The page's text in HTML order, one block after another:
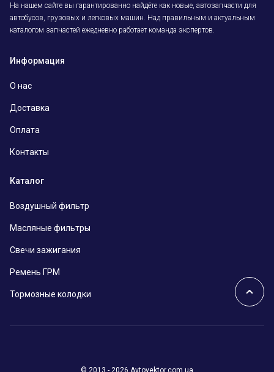
На нашем сайте вы гарантированно найдёте как новые, автозапчасти для
автобусов, грузовых и легковых машин. Над правильным и актуальным
каталогом запчастей ежедневно работает команда экспертов.
Информация
О нас
Доставка
Оплата
Контакты
Каталог
Воздушный фильтр
Масляные фильтры
Свечи зажигания
Ремень ГРМ
Тормозные колодки
© 2013 - 2026 Avtovektor.com.ua